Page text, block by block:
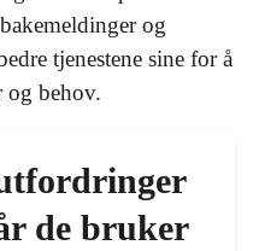
og
tjenestene sine for å
og behov.
de bruker